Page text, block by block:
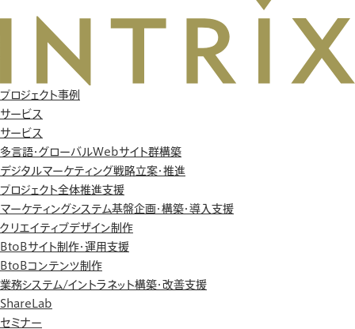
プロジェクト事例
サービス
サービス
多言語・グローバルWebサイト群構築
デジタルマーケティング戦略立案・推進
プロジェクト全体推進支援
マーケティングシステム基盤企画・構築・導入支援
クリエイティブデザイン制作
BtoBサイト制作・運用支援
BtoBコンテンツ制作
業務システム/イントラネット構築・改善支援
ShareLab
セミナー